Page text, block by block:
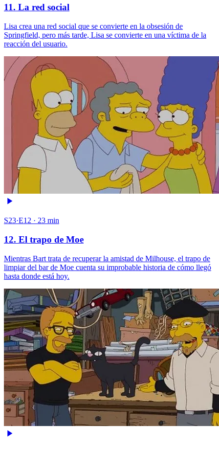
11. La red social
Lisa crea una red social que se convierte en la obsesión de
Springfield, pero más tarde, Lisa se convierte en una víctima de la
reacción del usuario.
S23·E12 · 23 min
12. El trapo de Moe
Mientras Bart trata de recuperar la amistad de Milhouse, el trapo de
limpiar del bar de Moe cuenta su improbable historia de cómo llegó
hasta donde está hoy.